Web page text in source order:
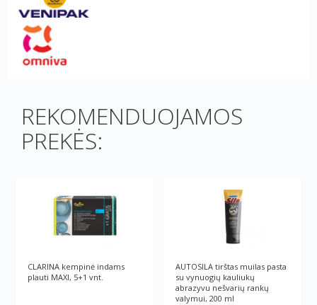
REKOMENDUOJAMOS
PREKĖS:
CLARINA kempinė indams
plauti MAXI, 5+1 vnt.
AUTOSILA tirštas muilas pasta
su vynuogių kauliukų
abrazyvu nešvarių rankų
valymui, 200 ml